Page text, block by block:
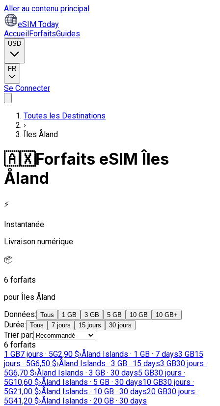
Aller au contenu principal
eSIM Today
AccueilForfaitsGuides
USD
FR
Se Connecter
Toutes les Destinations
›
Îles Åland
🇦🇽Forfaits eSIM Îles
Åland
⚡
Instantanée
Livraison numérique
📦
6 forfaits
pour Îles Åland
Données: Tous 1 GB 3 GB 5 GB 10 GB 10 GB+
Durée: Tous 7 jours 15 jours 30 jours
Trier par:
6 forfaits
1 GB7 jours · 5G2,90 $›Åland Islands · 1 GB · 7 days3 GB15
jours · 5G6,50 $›Åland Islands · 3 GB · 15 days3 GB30 jours ·
5G6,70 $›Åland Islands · 3 GB · 30 days5 GB30 jours ·
5G10,60 $›Åland Islands · 5 GB · 30 days10 GB30 jours ·
5G21,00 $›Åland Islands · 10 GB · 30 days20 GB30 jours ·
5G41,20 $›Åland Islands · 20 GB · 30 days